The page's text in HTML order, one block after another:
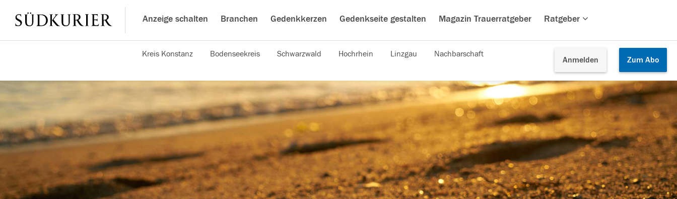
Anzeige schalten Branchen Gedenkkerzen Gedenkseite gestalten Magazin Trauerratgeber Ratgeber
Anmelden Zum Abo
Kreis Konstanz Bodenseekreis Schwarzwald Hochrhein Linzgau Nachbarschaft